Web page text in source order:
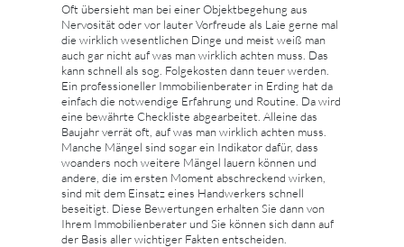
Oft übersieht man bei einer Objektbegehung aus
Nervosität oder vor lauter Vorfreude als Laie gerne mal
die wirklich wesentlichen Dinge und meist weiß man
auch gar nicht auf was man wirklich achten muss. Das
kann schnell als sog. Folgekosten dann teuer werden.
Ein professioneller Immobilienberater in Erding hat da
einfach die notwendige Erfahrung und Routine. Da wird
eine bewährte Checkliste abgearbeitet. Alleine das
Baujahr verrät oft, auf was man wirklich achten muss.
Manche Mängel sind sogar ein Indikator dafür, dass
woanders noch weitere Mängel lauern können und
andere, die im ersten Moment abschreckend wirken,
sind mit dem Einsatz eines Handwerkers schnell
beseitigt. Diese Bewertungen erhalten Sie dann von
Ihrem Immobilienberater und Sie können sich dann auf
der Basis aller wichtiger Fakten entscheiden.